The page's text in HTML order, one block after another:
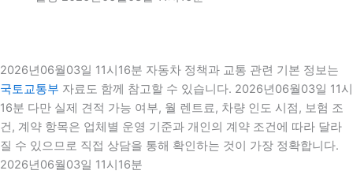
2026년06월03일 11시16분 자동차 정책과 교통 관련 기본 정보는
국토교통부 자료도 함께 참고할 수 있습니다. 2026년06월03일 11시
16분 다만 실제 견적 가능 여부, 월 렌트료, 차량 인도 시점, 보험 조
건, 계약 항목은 업체별 운영 기준과 개인의 계약 조건에 따라 달라
질 수 있으므로 직접 상담을 통해 확인하는 것이 가장 정확합니다.
2026년06월03일 11시16분